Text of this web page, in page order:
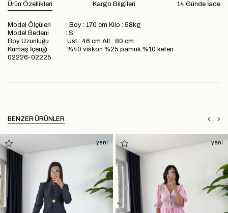
Ürün Özellikleri 14 Günde İade
Kargo Bilgileri
Model Ölçüleri : Boy : 170 cm Kilo : 58kg
Model Bedeni : S
Boy Uzunluğu : Üst : 46 cm Alt : 80 cm
Kumaş İçeriği : %40 viskon %25 pamuk %10 keten
02226-02225
BENZER ÜRÜNLER
yeni yeni